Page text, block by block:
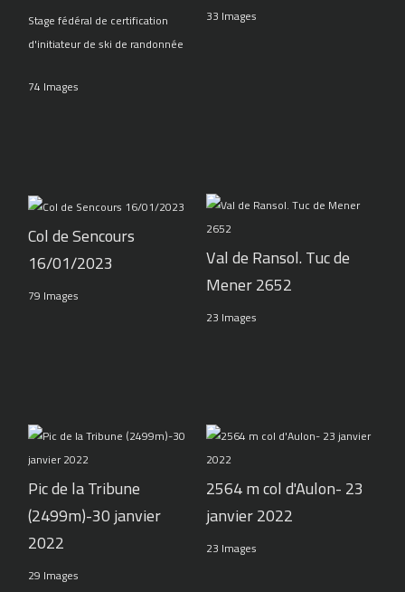
Stage fédéral de certification
d'initiateur de ski de randonnée
74 Images
33 Images
Col de Sencours
16/01/2023
79 Images
Val de Ransol. Tuc de
Mener 2652
23 Images
Pic de la Tribune
(2499m)-30 janvier
2022
29 Images
2564 m col d'Aulon- 23
janvier 2022
23 Images